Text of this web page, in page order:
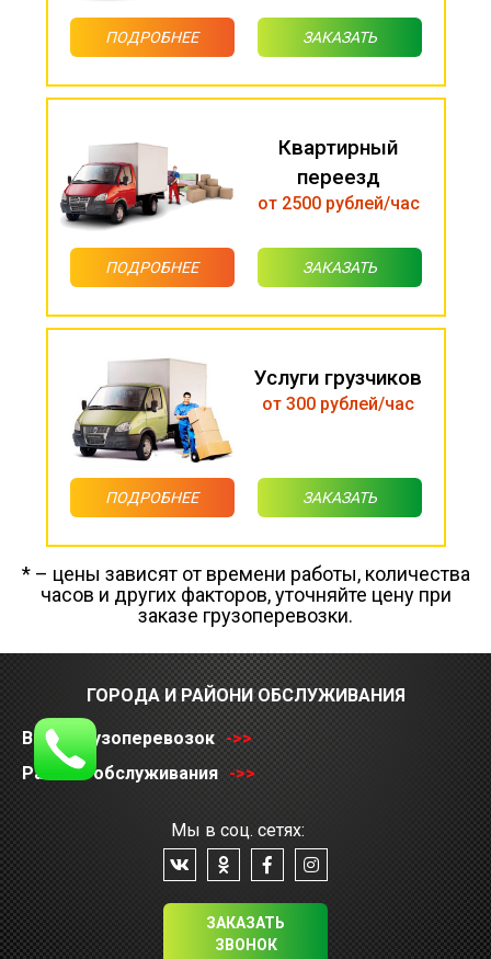
ПОДРОБНЕЕ ЗАКАЗАТЬ
Квартирный
переезд
от 2500 рублей/час
ПОДРОБНЕЕ ЗАКАЗАТЬ
Услуги грузчиков
от 300 рублей/час
ПОДРОБНЕЕ ЗАКАЗАТЬ
* – цены зависят от времени работы, количества
часов и других факторов, уточняйте цену при
заказе грузоперевозки.
ГОРОДА И РАЙОНИ ОБСЛУЖИВАНИЯ
Виды грузоперевозок ->>
Районы обслуживания ->>
Мы в соц. сетях:
ЗАКАЗАТЬ
ЗВОНОК